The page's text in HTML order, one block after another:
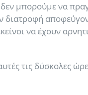
δεν μπορούμε να
διατροφή
να έχουν
τις δύσκολες